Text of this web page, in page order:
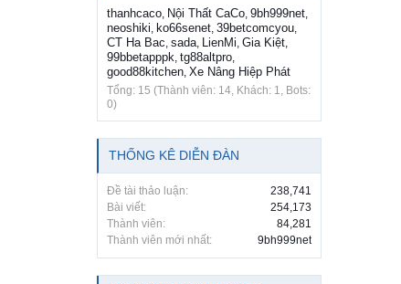
thanhcaco, Nội Thất CaCo, 9bh999net,
neoshiki, ko66senet, 39betcomcyou,
CT Ha Bac, sada, LienMi, Gia Kiệt,
99bbetapppk, tg88altpro,
good88kitchen, Xe Nâng Hiệp Phát
Tổng: 15 (Thành viên: 14, Khách: 1, Bots:
0)
THỐNG KÊ DIỄN ĐÀN
Đề tài thảo luận:
238,741
Bài viết:
254,173
Thành viên:
84,281
Thành viên mới nhất:
9bh999net